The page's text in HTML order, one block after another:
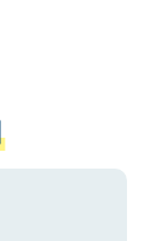
厳密な
与され
です。
さい。
や紹介
イスを
をされ
能です